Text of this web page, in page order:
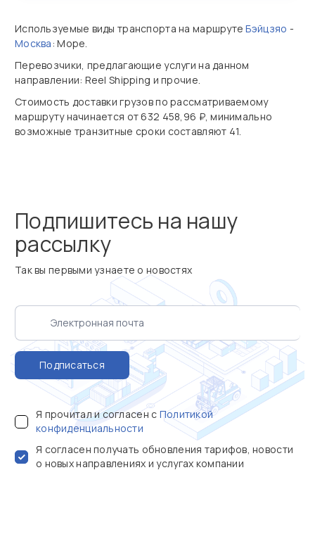
Используемые виды транспорта на маршрутеБэйцзяо -
Москва: Море.
Перевозчики, предлагающие услуги на данном
направлении: Reel Shipping и прочие.
Стоимость доставки грузов по рассматриваемому
маршруту начинается от 632 458,96 ₽, минимально
возможные транзитные сроки составляют 41.
Подпишитесь на нашу
рассылку
Так вы первыми узнаете о новостях
Подписаться
Я прочитал и согласен с Политикой
конфиденциальности
Я согласен получать обновления тарифов, новости
о новых направлениях и услугах компании